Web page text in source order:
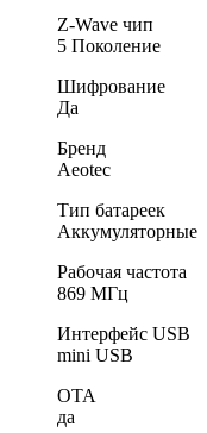
Z-Wave чип
5 Поколение
Шифрование
Да
Бренд
Aeotec
Тип батареек
Аккумуляторные
Рабочая частота
869 МГц
Интерфейс USB
mini USB
OTA
да